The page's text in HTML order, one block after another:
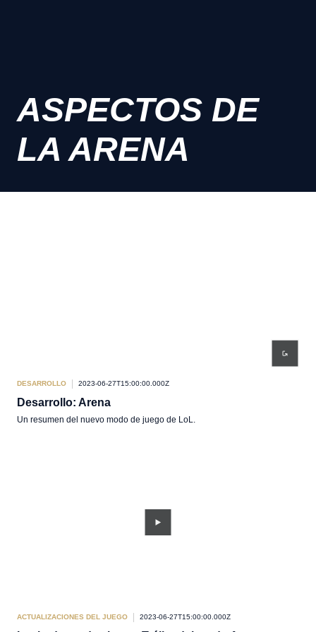
ASPECTOS DE
LA ARENA
DESARROLLO 2023-06-27T15:00:00.000Z
Desarrollo: Arena
Un resumen del nuevo modo de juego de LoL.
ACTUALIZACIONES DEL JUEGO 2023-06-27T15:00:00.000Z